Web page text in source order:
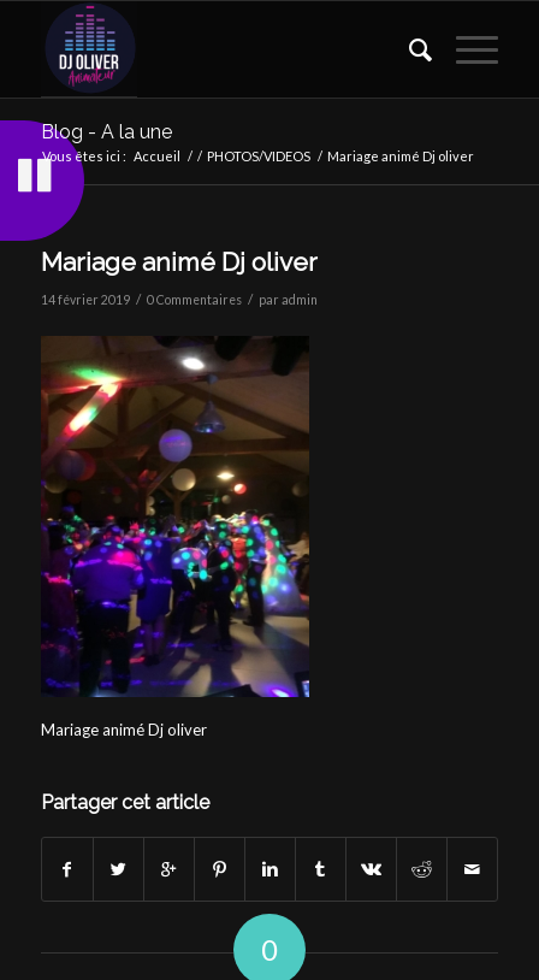
Blog - A la une
Vous êtes ici : Accueil / / PHOTOS/VIDEOS / Mariage animé Dj oliver
Mariage animé Dj oliver
14 février 2019 / 0 Commentaires / par admin
Mariage animé Dj oliver
Partager cet article
0